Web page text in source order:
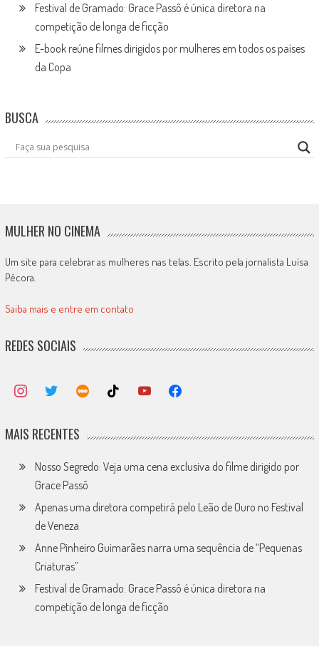
Festival de Gramado: Grace Passô é única diretora na
competição de longa de ficção
E-book reúne filmes dirigidos por mulheres em todos os países
da Copa
BUSCA
MULHER NO CINEMA
Um site para celebrar as mulheres nas telas. Escrito pela jornalista Luísa
Pécora.
Saiba mais e entre em contato
REDES SOCIAIS
MAIS RECENTES
Nosso Segredo: Veja uma cena exclusiva do filme dirigido por
Grace Passô
Apenas uma diretora competirá pelo Leão de Ouro no Festival
de Veneza
Anne Pinheiro Guimarães narra uma sequência de “Pequenas
Criaturas”
Festival de Gramado: Grace Passô é única diretora na
competição de longa de ficção